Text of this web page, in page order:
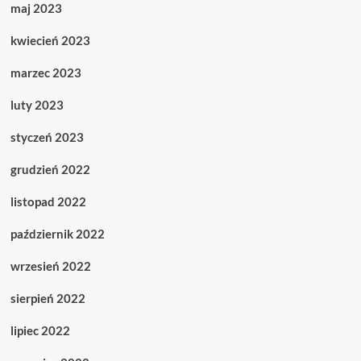
maj 2023
kwiecień 2023
marzec 2023
luty 2023
styczeń 2023
grudzień 2022
listopad 2022
październik 2022
wrzesień 2022
sierpień 2022
lipiec 2022